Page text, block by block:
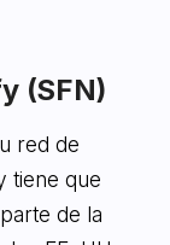
(SFN)
red de
tiene que
de la